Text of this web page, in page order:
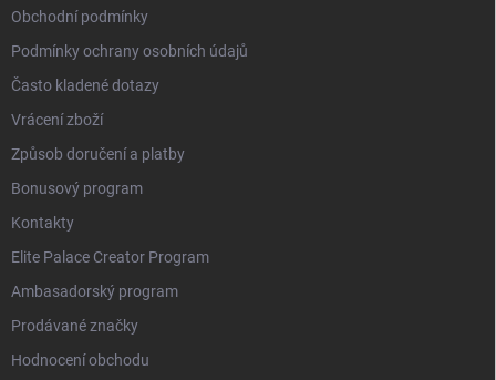
Obchodní podmínky
Podmínky ochrany osobních údajů
Často kladené dotazy
Vrácení zboží
Způsob doručení a platby
Bonusový program
Kontakty
Elite Palace Creator Program
Ambasadorský program
Prodávané značky
Hodnocení obchodu